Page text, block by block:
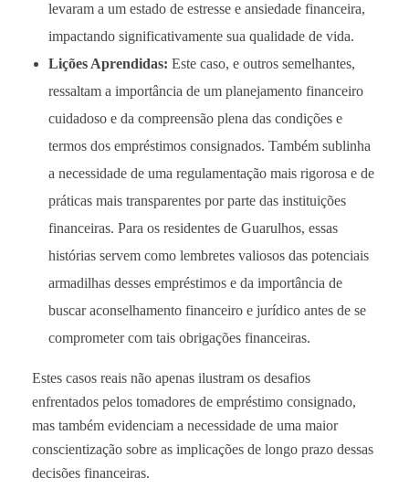
levaram a um estado de estresse e ansiedade financeira,
impactando significativamente sua qualidade de vida.
Lições Aprendidas: Este caso, e outros semelhantes,
ressaltam a importância de um planejamento financeiro
cuidadoso e da compreensão plena das condições e
termos dos empréstimos consignados. Também sublinha
a necessidade de uma regulamentação mais rigorosa e de
práticas mais transparentes por parte das instituições
financeiras. Para os residentes de Guarulhos, essas
histórias servem como lembretes valiosos das potenciais
armadilhas desses empréstimos e da importância de
buscar aconselhamento financeiro e jurídico antes de se
comprometer com tais obrigações financeiras.
Estes casos reais não apenas ilustram os desafios
enfrentados pelos tomadores de empréstimo consignado,
mas também evidenciam a necessidade de uma maior
conscientização sobre as implicações de longo prazo dessas
decisões financeiras.